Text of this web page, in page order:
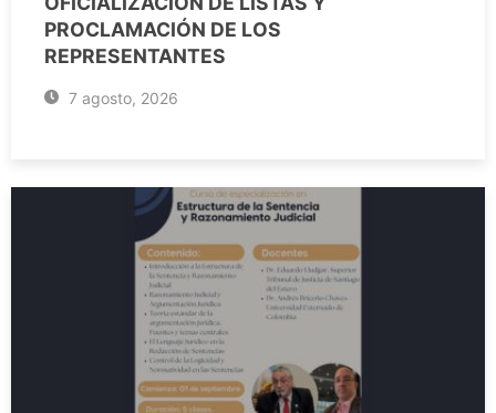
PROCLAMACIÓN DE LOS
REPRESENTANTES
7 agosto, 2026